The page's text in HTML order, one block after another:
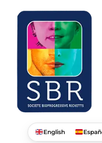
English